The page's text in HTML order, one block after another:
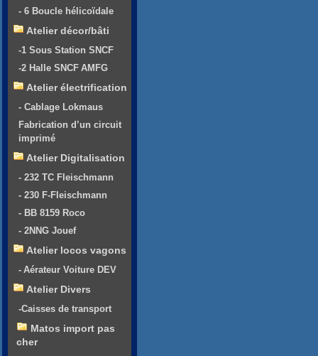
- 6 Boucle hélicoïdale
Atelier décor/bâti
-1 Sous Station SNCF
-2 Halle SNCF AMFG
Atelier électrification
- Cablage Lokmaus
Fabrication d’un circuit
imprimé
Atelier Digitalisation
- 232 TC Fleischmann
- 230 F-Fleischmann
- BB 8159 Roco
- 2NNG Jouef
Atelier locos vagons
- Aérateur Voiture DEV
Atelier Divers
-Caisses de transport
Matos import pas
cher